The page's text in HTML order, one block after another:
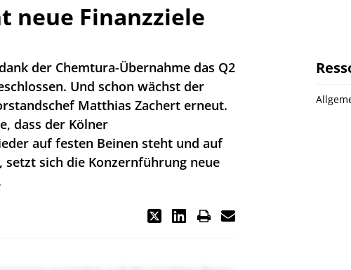
neue Finanzziele
der Chemtura-Übernahme das Q2
Und schon wächst der
Matthias Zachert erneut.
dass der Kölner
auf festen Beinen steht und auf
sich die Konzernführung neue